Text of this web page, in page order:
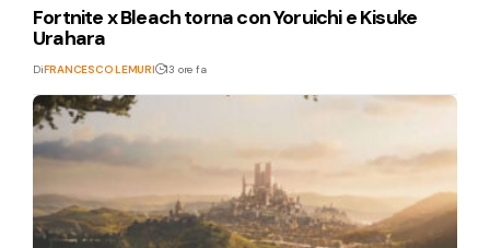
Fortnite x Bleach torna con Yoruichi e Kisuke
Urahara
DiFRANCESCO LEMURI 13 ore fa